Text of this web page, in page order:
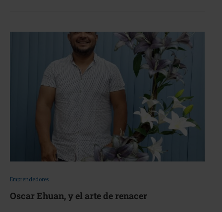
Emprendedores
Oscar Ehuan, y el arte de renacer